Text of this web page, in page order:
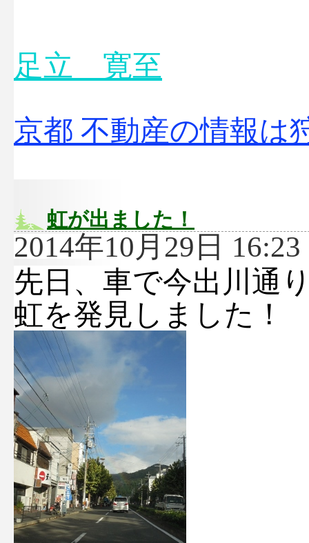
足立 寛至
京都 不動産の情報は
虹が出ました！
2014年10月29日 16:23
先日、車で今出川通
虹を発見しました！